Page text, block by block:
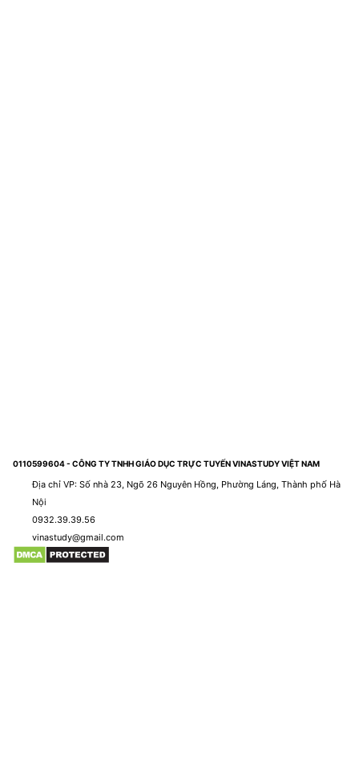
0110599604 - CÔNG TY TNHH GIÁO DỤC TRỰC TUYẾN VINASTUDY VIỆT NAM
Địa chỉ VP: Số nhà 23, Ngõ 26 Nguyên Hồng, Phường Láng, Thành phố Hà
Nội
0932.39.39.56
vinastudy@gmail.com